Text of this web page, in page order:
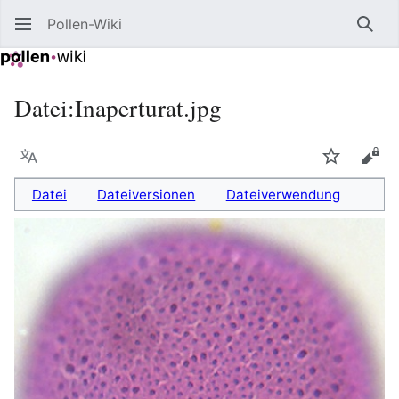
Pollen-Wiki
Datei:Inaperturat.jpg
Sprache
Datei Dateiversionen Dateiverwendung